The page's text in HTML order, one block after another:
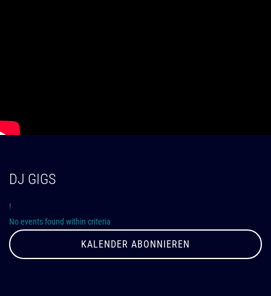
DJ GIGS
!
No events found within criteria
KALENDER ABONNIEREN